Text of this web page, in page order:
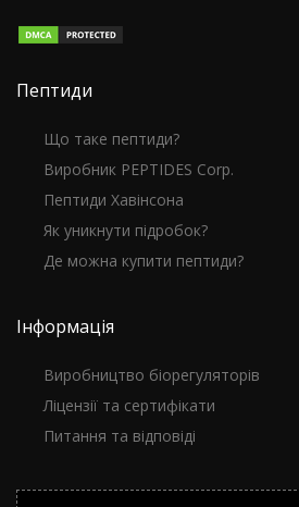
Пептиди
Що таке пептиди?
Виробник PEPTIDES Corp.
Пептиди Хавінсона
Як уникнути підробок?
Де можна купити пептиди?
Інформація
Виробництво біорегуляторів
Ліцензії та сертифікати
Питання та відповіді